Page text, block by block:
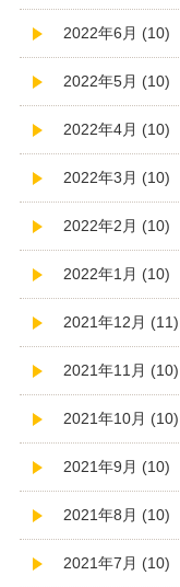
2022年6月 (10)
2022年5月 (10)
2022年4月 (10)
2022年3月 (10)
2022年2月 (10)
2022年1月 (10)
2021年12月 (11)
2021年11月 (10)
2021年10月 (10)
2021年9月 (10)
2021年8月 (10)
2021年7月 (10)